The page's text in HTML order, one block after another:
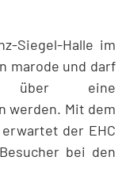
Siegel-Halle im
marode und darf
über eine
werden. Mit dem
der EHC
bei den